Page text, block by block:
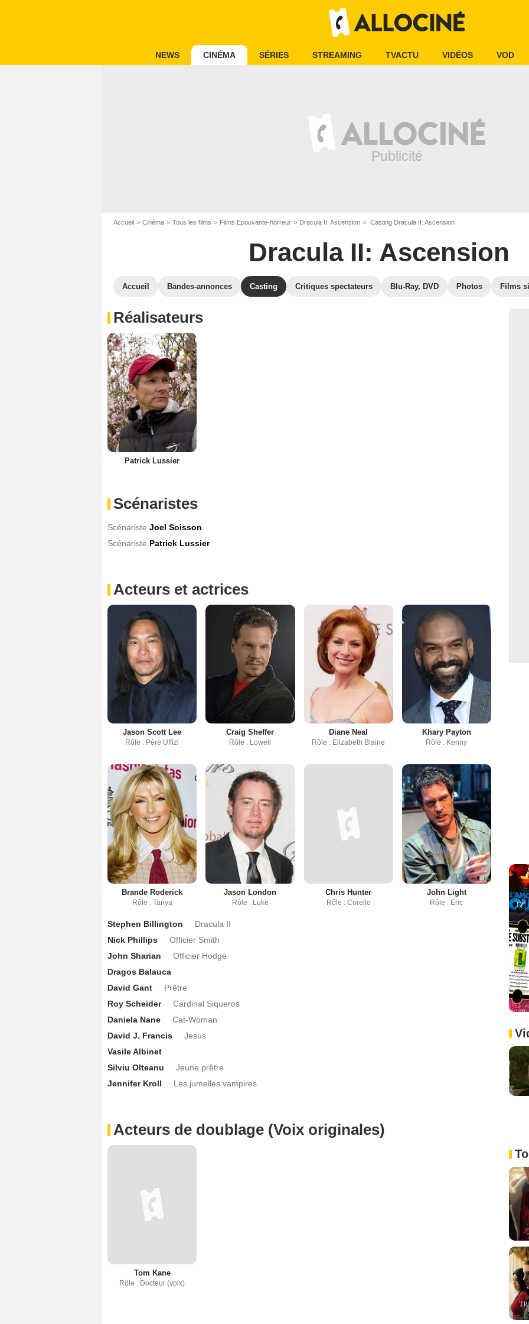
NEWS CINÉMA SÉRIES STREAMING TVACTU VIDÉOS VOD
Accueil Cinéma Tous les films Films Epouvante-horreur Dracula II: Ascension Casting Dracula II: Ascension
Dracula II: Ascension
Accueil Bandes-annonces Casting Critiques spectateurs Blu-Ray, DVD Photos Films
Réalisateurs
Patrick Lussier
Scénaristes
Scénariste Joel Soisson
Scénariste Patrick Lussier
Acteurs et actrices
Jason Scott Lee
Rôle : Père Uffizi
Craig Sheffer
Rôle : Lowell
Diane Neal
Rôle : Elizabeth Blaine
Khary Payton
Rôle : Kenny
Brande Roderick
Rôle : Tanya
Jason London
Rôle : Luke
Chris Hunter
Rôle : Corello
John Light
Rôle : Eric
Stephen Billington
Dracula II
Nick Phillips
Officier Smith
John Sharian
Officier Hodge
Dragos Balauca
David Gant
Prêtre
Roy Scheider
Cardinal Siqueros
Daniela Nane
Cat-Woman
David J. Francis
Jesus
Vasile Albinet
Silviu Olteanu
Jeune prêtre
Jennifer Kroll
Les jumelles vampires
Acteurs de doublage (Voix originales)
Tom Kane
Rôle : Docteur (voix)